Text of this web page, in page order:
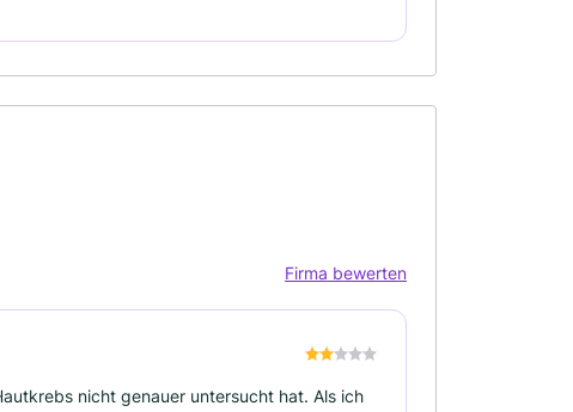
Firma bewerten
nicht genauer untersucht hat. Als ich